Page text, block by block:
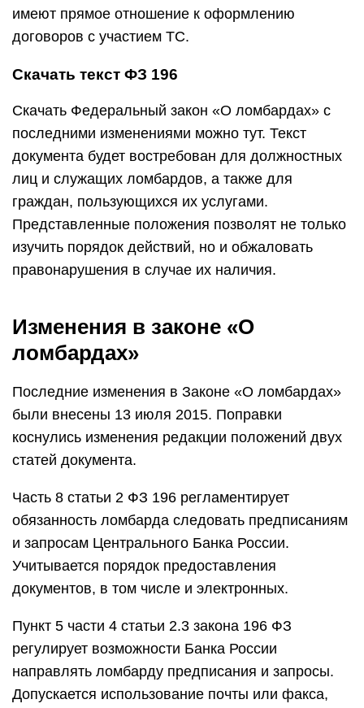
имеют прямое отношение к оформлению
договоров с участием ТС.
Скачать текст ФЗ 196
Скачать Федеральный закон «О ломбардах» с
последними изменениями можно тут. Текст
документа будет востребован для должностных
лиц и служащих ломбардов, а также для
граждан, пользующихся их услугами.
Представленные положения позволят не только
изучить порядок действий, но и обжаловать
правонарушения в случае их наличия.
Изменения в законе «О
ломбардах»
Последние изменения в Законе «О ломбардах»
были внесены 13 июля 2015. Поправки
коснулись изменения редакции положений двух
статей документа.
Часть 8 статьи 2 ФЗ 196 регламентирует
обязанность ломбарда следовать предписаниям
и запросам Центрального Банка России.
Учитывается порядок предоставления
документов, в том числе и электронных.
Пункт 5 части 4 статьи 2.3 закона 196 ФЗ
регулирует возможности Банка России
направлять ломбарду предписания и запросы.
Допускается использование почты или факса,